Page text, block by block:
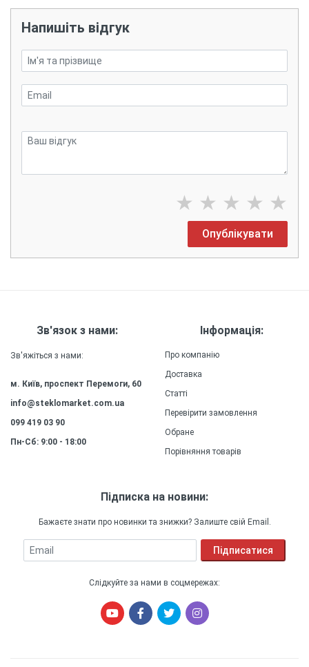
Напишіть відгук
★ ★ ★ ★ ★
Опублікувати
Зв'язок з нами:
Зв'яжіться з нами:
м. Київ, проспект Перемоги, 60
info@steklomarket.com.ua
099 419 03 90
Пн-Сб: 9:00 - 18:00
Інформація:
Про компанію
Доставка
Статті
Перевірити замовлення
Обране
Порівняння товарів
Підписка на новини:
Бажаєте знати про новинки та знижки? Залиште свій Email.
Email Підписатися
Слідкуйте за нами в соцмережах: